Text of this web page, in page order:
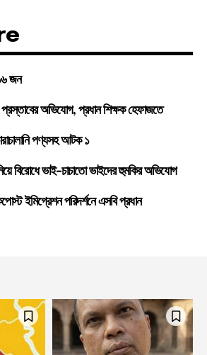
জন
প্রস্তাবের অভিযোগ, প্রধান শিক্ষক হেফাজতে
পণ্যসহ আটক ১
বিরোধে ভাই-চাচাতো ভাইদের হুমকির অভিযোগ
ইমিগ্রেশন পরিদর্শনে এসবি প্রধান